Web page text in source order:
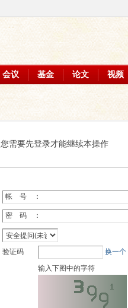
会议 基金 论文 视频
您需要先登录才能继续本操作
帐 号 ：
密 码 ：
验证码
换一个
输入下图中的字符